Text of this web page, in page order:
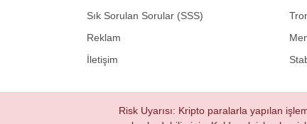
Sık Sorulan Sorular (SSS)
Reklam
İletişim
Risk Uyarısı: Kripto paralarla yapılan